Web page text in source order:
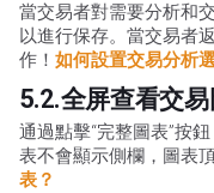
當交易者對需要分析和
以進行保存。當交易者
作！ 如何設置交易分析
5.2.全屏查看交
通過點擊“完整圖表”按
表不會顯示側欄，圖表
表？